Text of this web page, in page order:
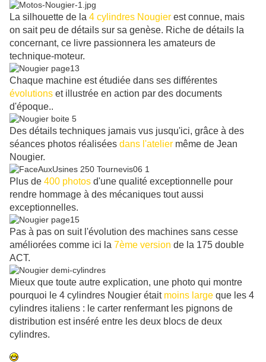
La silhouette de la 4 cylindres Nougier est connue, mais
on sait peu de détails sur sa genèse. Riche de détails la
concernant, ce livre passionnera les amateurs de
technique-moteur.
Chaque machine est étudiée dans ses différentes
évolutions et illustrée en action par des documents
d'époque..
Des détails techniques jamais vus jusqu'ici, grâce à des
séances photos réalisées dans l'atelier même de Jean
Nougier.
Plus de 400 photos d'une qualité exceptionnelle pour
rendre hommage à des mécaniques tout aussi
exceptionnelles.
Pas à pas on suit l'évolution des machines sans cesse
améliorées comme ici la 7ème version de la 175 double
ACT.
Mieux que toute autre explication, une photo qui montre
pourquoi le 4 cylindres Nougier était moins large que les 4
cylindres italiens : le carter renfermant les pignons de
distribution est inséré entre les deux blocs de deux
cylindres.